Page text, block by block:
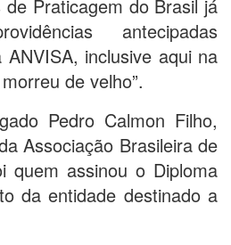
Praticagem do Brasil já
antecipadas
ANVISA, inclusive aqui na
de velho”.
Pedro Calmon Filho,
Associação Brasileira de
quem assinou o Diploma
da entidade destinado a